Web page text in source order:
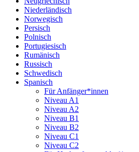
Niederländisch
Norwegisch
Persisch
Polnisch
Portugiesisch
Rumänisch
Russisch
Schwedisch
Spanisch
Für Anfänger*innen
Niveau A1
Niveau A2
Niveau B1
Niveau B2
Niveau C1
Niveau C2